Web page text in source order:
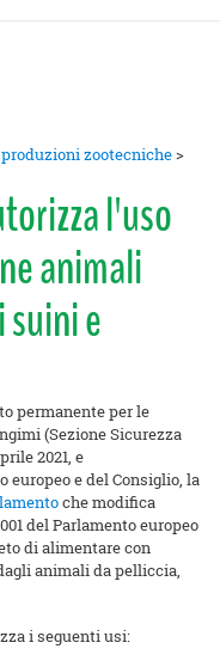
zootecniche>
l'uso
animali
e
permanente per le
(Sezione Sicurezza
2021, e
europeo e del Consiglio, la
che modifica
del Parlamento europeo
di alimentare con
animali da pelliccia,
i seguenti usi: